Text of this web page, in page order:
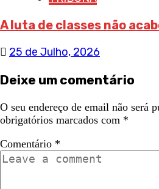
A luta de classes não
25 de Julho, 2026
Deixe um comentário
O seu endereço de email não será
obrigatórios marcados com *
Comentário *